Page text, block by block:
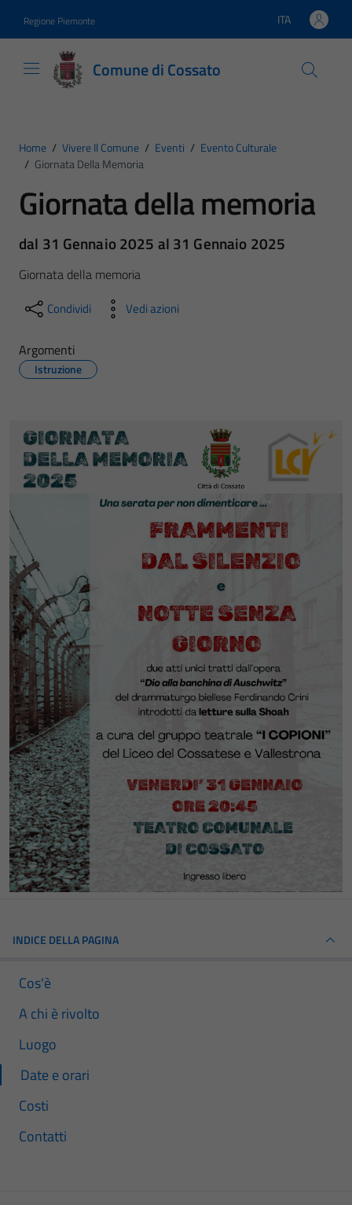
Regione Piemonte Lingua attiva:
ITA
Comune di Cossato
Home / Vivere Il Comune / Eventi / Evento Culturale
/ Giornata Della Memoria
Giornata della memoria
dal 31 Gennaio 2025 al 31 Gennaio 2025
Giornata della memoria
Condividi Vedi azioni
Argomenti
Istruzione
INDICE DELLA PAGINA
Cos'è
A chi è rivolto
Luogo
Date e orari
Costi
Contatti